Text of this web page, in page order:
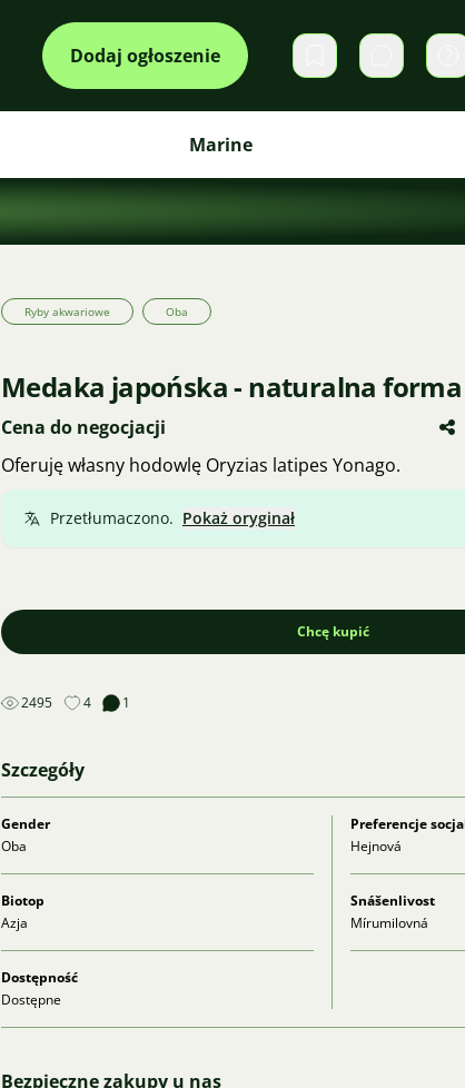
Dodaj ogłoszenie
Marine
Ryby akwariowe Oba
Medaka japońska - naturalna
Cena do negocjacji
Oferuję własny hodowlę Oryzias latipes Yonago.
Przetłumaczono. Pokaż oryginał
Chcę kupić
2495 4 1
Szczegóły
Gender
Oba
Preferencje
Hejnová
Biotop
Azja
Snášenlivost
Mírumilovná
Dostępność
Dostępne
Bezpieczne zakupy u nas